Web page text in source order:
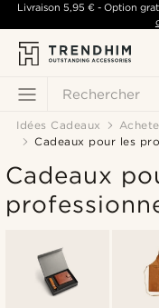
Rechercher
Livraison 5,95 €- Option
Idées Cadeaux
Cadeaux pour les
Cadeaux